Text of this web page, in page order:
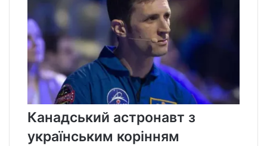
Канадський астронавт з
українським корінням